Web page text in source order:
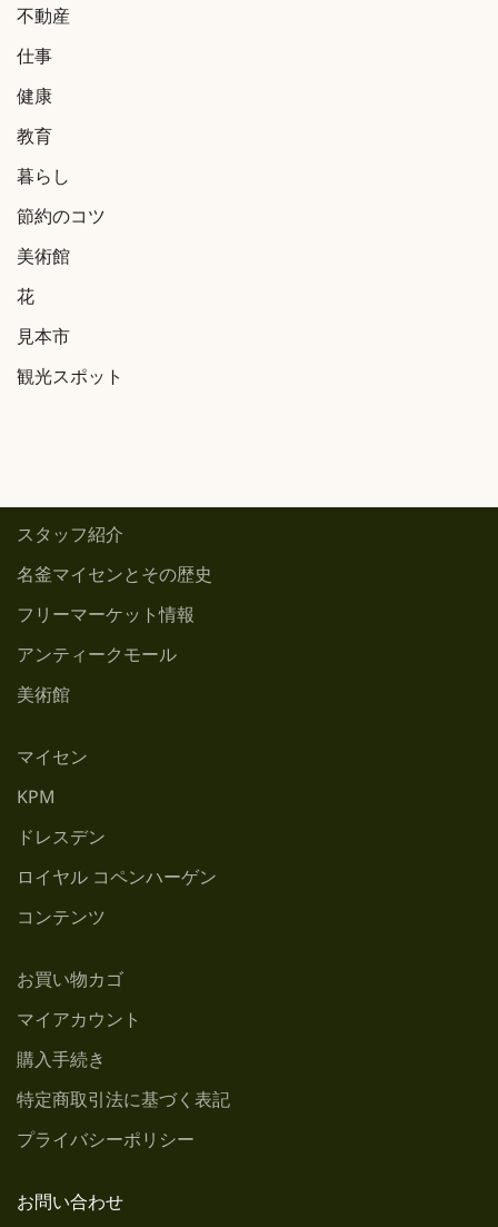
不動産
仕事
健康
教育
暮らし
節約のコツ
美術館
花
見本市
観光スポット
スタッフ紹介
名釜マイセンとその歴史
フリーマーケット情報
アンティークモール
美術館
マイセン
KPM
ドレスデン
ロイヤル コペンハーゲン
コンテンツ
お買い物カゴ
マイアカウント
購入手続き
特定商取引法に基づく表記
プライバシーポリシー
お問い合わせ